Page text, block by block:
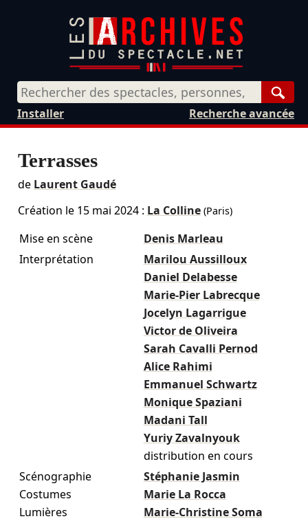
Recherche avancée
Installer
Terrasses
de Laurent Gaudé
Création le 15 mai 2024: La Colline(Paris)
Mise en scène
Denis Marleau
Interprétation
Marilou Aussilloux
Daniel Delabesse
Marie-Pier Labrecque
Jocelyn Lagarrigue
Victor de Oliveira
Sarah Cavalli Pernod
Alice Rahimi
Emmanuel Schwartz
Monique Spaziani
Madani Tall
Yuriy Zavalnyouk
distribution en cours
Scénographie
Stéphanie Jasmin
Costumes
Marie La Rocca
Lumières
Marie-Christine Soma